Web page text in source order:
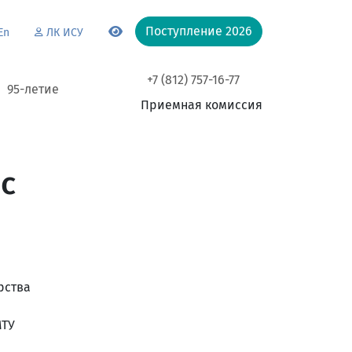
ЛК ИСУ Поступление 2026
95-летие
+7 (812) 757-16-77
Приемная комиссия